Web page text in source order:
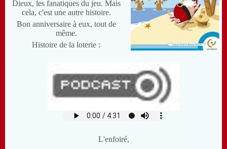
Dieux, les fanatiques du jeu. Mais
cela, c'est une autre histoire.
Bon anniversaire à eux, tout de
même.
Histoire de la loterie :
L'enfoiré,